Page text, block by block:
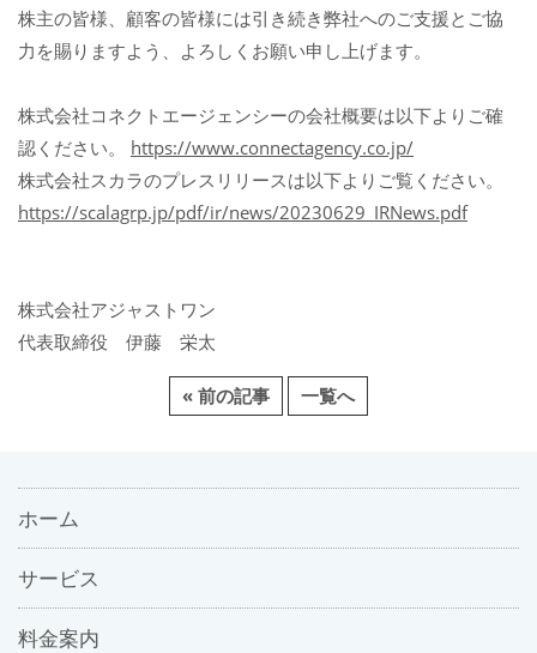
株主の皆様、顧客の皆様には引き続き弊社へのご支援とご協
力を賜りますよう、よろしくお願い申し上げます。
株式会社コネクトエージェンシーの会社概要は以下よりご確
認ください。 https://www.connectagency.co.jp/
株式会社スカラのプレスリリースは以下よりご覧ください。
https://scalagrp.jp/pdf/ir/news/20230629_IRNews.pdf
株式会社アジャストワン
代表取締役 伊藤 栄太
« 前の記事 一覧へ
ホーム
サービス
料金案内